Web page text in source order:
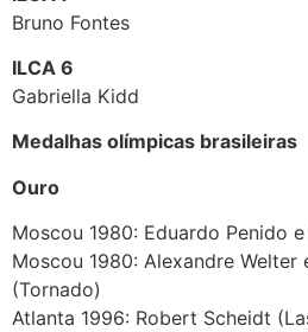
Bruno Fontes
ILCA 6
Gabriella Kidd
Medalhas olímpicas brasileiras
Ouro
Moscou 1980: Eduardo Penido
Moscou 1980: Alexandre Welter
(Tornado)
Atlanta 1996: Robert Scheidt